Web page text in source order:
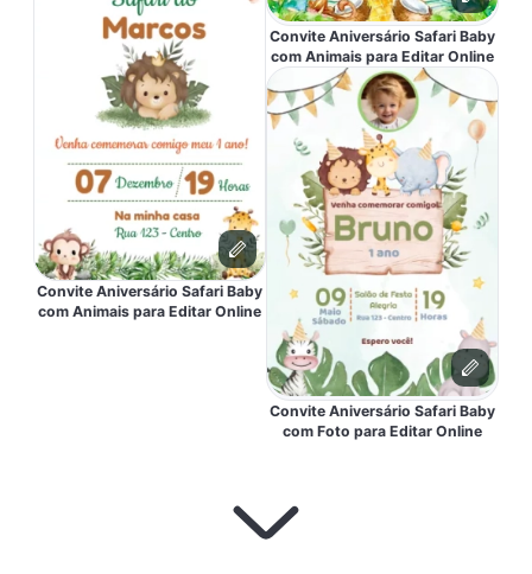
Convite Aniversário Safari Baby
com Animais para Editar Online
Convite Aniversário Safari Baby
com Animais para Editar Online
Convite Aniversário Safari Baby
com Foto para Editar Online